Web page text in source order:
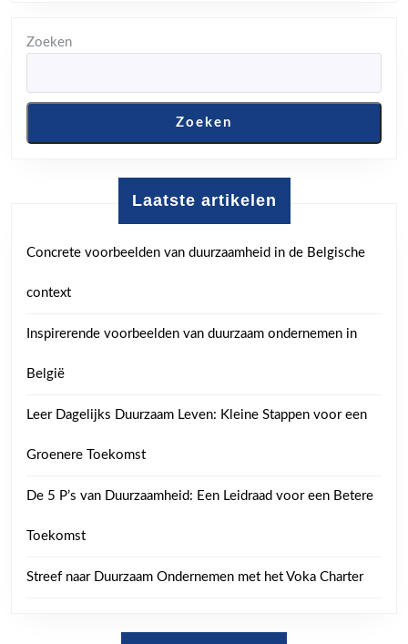
Zoeken
Zoeken
Laatste artikelen
Concrete voorbeelden van duurzaamheid in de Belgische
context
Inspirerende voorbeelden van duurzaam ondernemen in
België
Leer Dagelijks Duurzaam Leven: Kleine Stappen voor een
Groenere Toekomst
De 5 P’s van Duurzaamheid: Een Leidraad voor een Betere
Toekomst
Streef naar Duurzaam Ondernemen met het Voka Charter